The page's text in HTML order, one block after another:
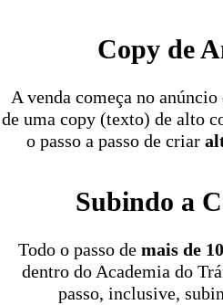
Copy de
A venda começa no
de uma copy (texto) de alto
o passo a passo de criar
Subindo a
Todo o passo de mais de
dentro do Academia do
passo, inclusive,